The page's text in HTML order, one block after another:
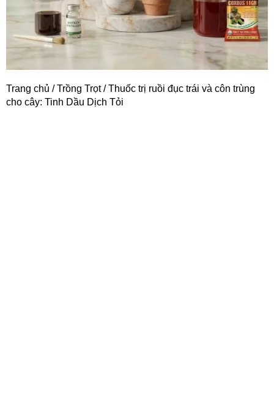
Trang chủ /Trồng Trọt/ Thuốc trị ruồi đục trái và côn trùng
cho cây: Tinh Dầu Dịch Tỏi